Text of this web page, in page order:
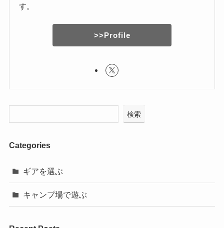
す。
>>Profile
検索
Categories
ギアを選ぶ
キャンプ場で遊ぶ